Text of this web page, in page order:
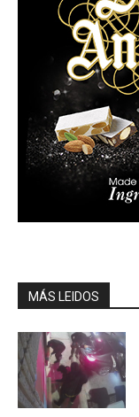
MÁS LEIDOS